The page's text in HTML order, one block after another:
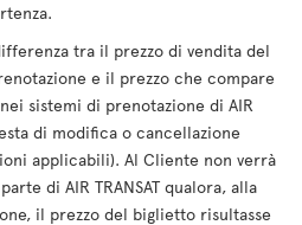
tra il prezzo di vendita del
e il prezzo che compare
sistemi di prenotazione di AIR
di modifica o cancellazione
applicabili). Al Cliente non verrà
di AIR TRANSAT qualora, alla
il prezzo del biglietto risultasse